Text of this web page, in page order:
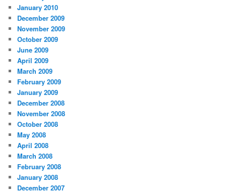
January 2010
December 2009
November 2009
October 2009
June 2009
April 2009
March 2009
February 2009
January 2009
December 2008
November 2008
October 2008
May 2008
April 2008
March 2008
February 2008
January 2008
December 2007